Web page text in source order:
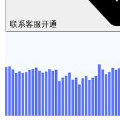
联系客服开通